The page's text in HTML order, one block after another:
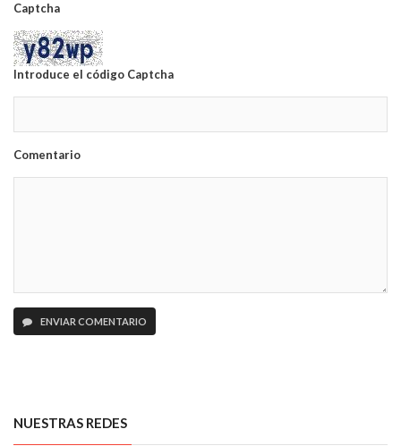
Captcha
Introduce el código Captcha
Comentario
ENVIAR COMENTARIO
NUESTRAS REDES